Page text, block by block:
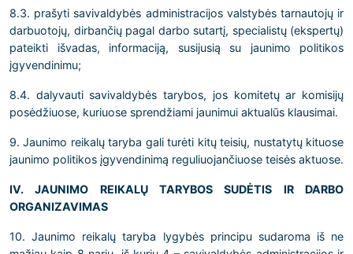
8.3. prašyti savivaldybės administracijos valstybės tarnautojų ir
darbuotojų, dirbančių pagal darbo sutartį, specialistų (ekspertų)
pateikti išvadas, informaciją, susijusią su jaunimo politikos
įgyvendinimu;
8.4. dalyvauti savivaldybės tarybos, jos komitetų ar komisijų
posėdžiuose, kuriuose sprendžiami jaunimui aktualūs klausimai.
9. Jaunimo reikalų taryba gali turėti kitų teisių, nustatytų kituose
jaunimo politikos įgyvendinimą reguliuojančiuose teisės aktuose.
IV. JAUNIMO REIKALŲ TARYBOS SUDĖTIS IR DARBO
ORGANIZAVIMAS
10. Jaunimo reikalų taryba lygybės principu sudaroma iš ne